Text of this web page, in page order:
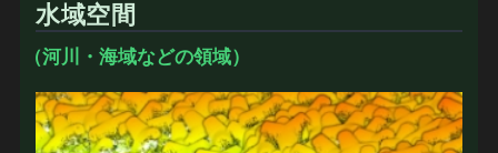
水域空間
（河川・海域などの領域）